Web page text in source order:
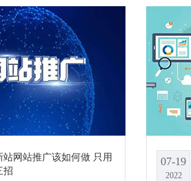
站网站推广该如何做 只用
招
07-19
2022